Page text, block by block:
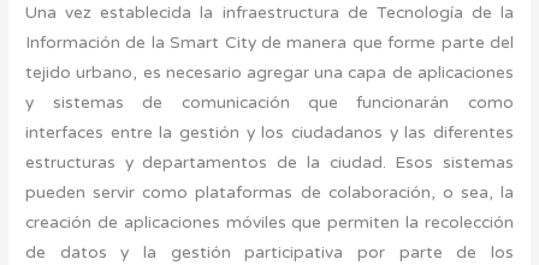
Una vez establecida la infraestructura de Tecnología de la
Información de la Smart City de manera que forme parte del
tejido urbano, es necesario agregar una capa de aplicaciones
y sistemas de comunicación que funcionarán como
interfaces entre la gestión y los ciudadanos y las diferentes
estructuras y departamentos de la ciudad. Esos sistemas
pueden servir como plataformas de colaboración, o sea, la
creación de aplicaciones móviles que permiten la recolección
de datos y la gestión participativa por parte de los